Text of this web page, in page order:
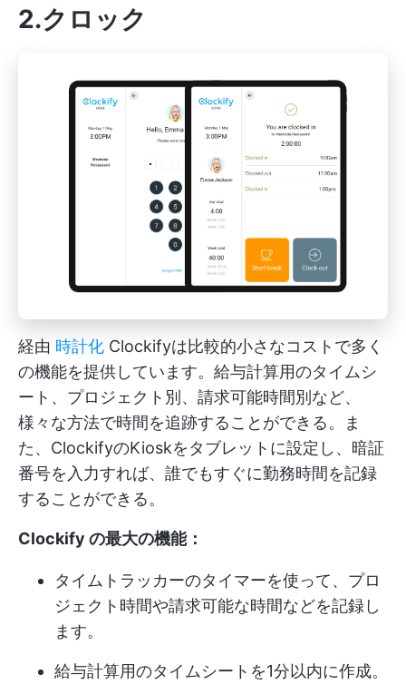
2.クロック
経由 時計化 Clockifyは比較的小さなコストで多く
の機能を提供しています。給与計算用のタイムシ
ート、プロジェクト別、請求可能時間別など、
様々な方法で時間を追跡することができる。ま
た、ClockifyのKioskをタブレットに設定し、暗証
番号を入力すれば、誰でもすぐに勤務時間を記録
することができる。
Clockify の最大の機能：
タイムトラッカーのタイマーを使って、プロ
ジェクト時間や請求可能な時間などを記録し
ます。
給与計算用のタイムシートを1分以内に作成。